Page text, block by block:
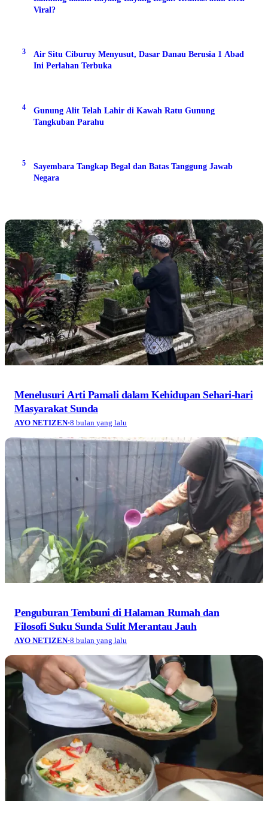
Viral?
3
Air Situ Ciburuy Menyusut, Dasar Danau Berusia 1 Abad
Ini Perlahan Terbuka
4
Gunung Alit Telah Lahir di Kawah Ratu Gunung
Tangkuban Parahu
5
Sayembara Tangkap Begal dan Batas Tanggung Jawab
Negara
Menelusuri Arti Pamali dalam Kehidupan Sehari-hari
Masyarakat Sunda
AYO NETIZEN·8 bulan yang lalu
Penguburan Tembuni di Halaman Rumah dan
Filosofi Suku Sunda Sulit Merantau Jauh
AYO NETIZEN·8 bulan yang lalu